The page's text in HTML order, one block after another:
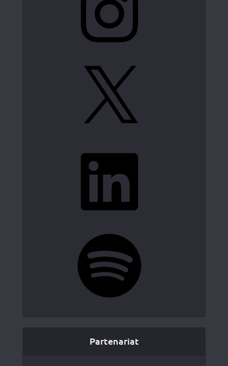
Partenariat